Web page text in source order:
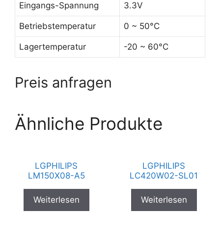
Eingangs-Spannung 3.3V
Betriebstemperatur 0 ~ 50°C
Lagertemperatur -20 ~ 60°C
Preis anfragen
Ähnliche Produkte
LGPHILIPS
LM150X08-A5
Weiterlesen
LGPHILIPS
LC420W02-SL01
Weiterlesen